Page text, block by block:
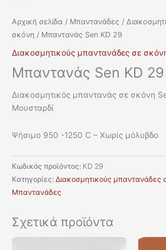
Αρχική σελίδα / Μπαντανάδες /
σκόνη / Μπαντανάς Sen KD 29
Διακοσμητικούς μπαντανάδες σε
Μπαντανάς Sen KD 29
Διακοσμητικός μπαντανάς σε σκόνη
Μουσταρδί
Ψήσιμο 950 -1250 C – Χωρίς μόλυβδο
Κωδικός προϊόντος: KD 29
Κατηγορίες: Διακοσμητικούς μπαντανάδες
Μπαντανάδες
Σχετικά προϊόντα